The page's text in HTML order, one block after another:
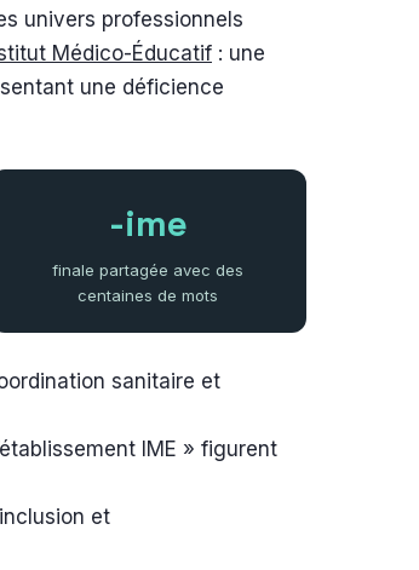
univers professionnels
Médico-Éducatif : une
une déficience
-ime
finale partagée avec des
centaines de mots
sanitaire et
IME » figurent
et